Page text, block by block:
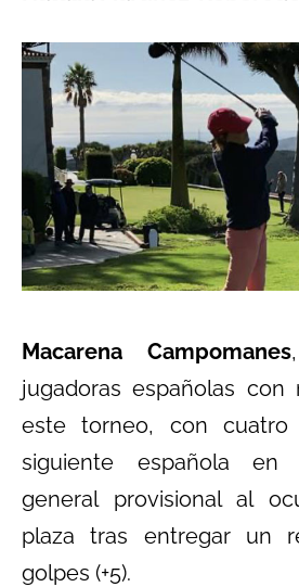
Macarena Campomanes
jugadoras españolas
este torneo, con cuatro
siguiente española en
general provisional al
plaza tras entregar un
golpes (+5).